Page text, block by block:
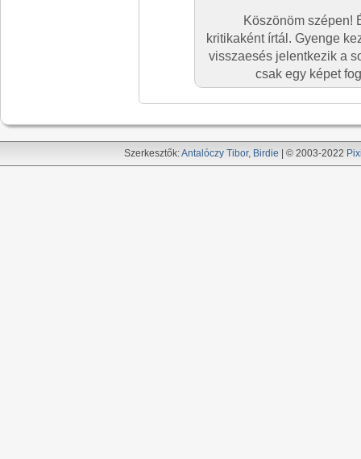
Köszönöm szépen!
kritikaként írtál. Gyenge
visszaesés jelentkezik a
csak egy képet
Szerkesztők:Antalóczy Tibor, Birdie | © 2003-2022